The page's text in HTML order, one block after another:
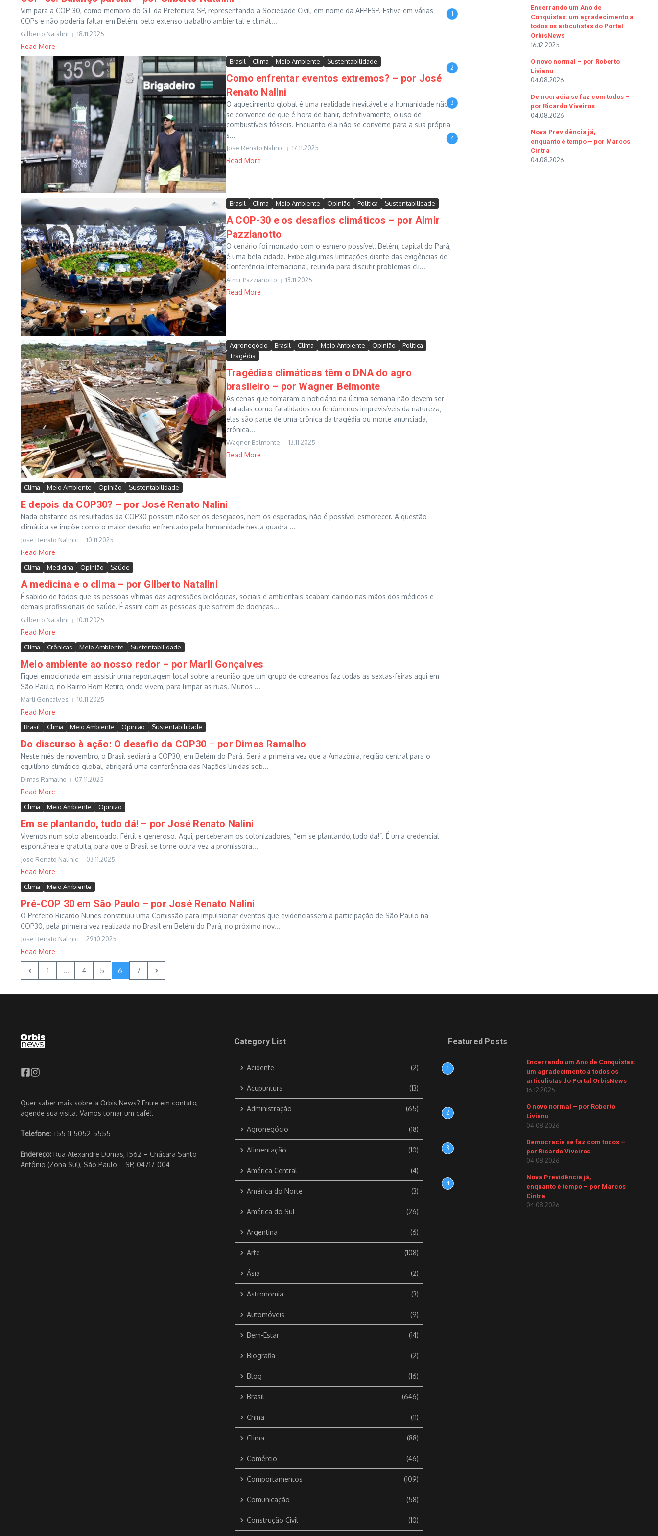
Vim para a COP-30, como membro do GT da Prefeitura SP, representando a Sociedade Civil, em nome da AFPESP. Estive em várias
COPs e não poderia faltar em Belém, pelo extenso trabalho ambiental e climát...
Gilberto Natalini 18.11.2025
Read More
Brasil Clima Meio Ambiente Sustentabilidade
Como enfrentar eventos extremos? – por José
Renato Nalini
O aquecimento global é uma realidade inevitável e a humanidade não
se convence de que é hora de banir, definitivamente, o uso de
combustíveis fósseis. Enquanto ela não se converte para a sua própria
s...
Jose Renato Nalinic 17.11.2025
Read More
Brasil Clima Meio Ambiente Opinião Política Sustentabilidade
A COP-30 e os desafios climáticos – por Almir
Pazzianotto
O cenário foi montado com o esmero possível. Belém, capital do Pará,
é uma bela cidade. Exibe algumas limitações diante das exigências de
Conferência Internacional, reunida para discutir problemas cli...
Almir Pazzianotto 13.11.2025
Read More
Agronegócio Brasil Clima Meio Ambiente Opinião
Política
Tragédia
Tragédias climáticas têm o DNA do agro
brasileiro – por Wagner Belmonte
As cenas que tomaram o noticiário na última semana não devem ser
tratadas como fatalidades ou fenômenos imprevisíveis da natureza;
elas são parte de uma crônica da tragédia ou morte anunciada,
crônica...
Wagner Belmonte 13.11.2025
Read More
Clima Meio Ambiente Opinião Sustentabilidade
E depois da COP30? – por José Renato Nalini
Nada obstante os resultados da COP30 possam não ser os desejados, nem os esperados, não é possível esmorecer. A questão
climática se impõe como o maior desafio enfrentado pela humanidade nesta quadra ...
Jose Renato Nalinic 10.11.2025
Read More
Clima Medicina Opinião Saúde
A medicina e o clima – por Gilberto Natalini
É sabido de todos que as pessoas vítimas das agressões biológicas, sociais e ambientais acabam caindo nas mãos dos médicos e
demais profissionais de saúde. É assim com as pessoas que sofrem de doenças...
Gilberto Natalini 10.11.2025
Read More
Clima Crônicas Meio Ambiente Sustentabilidade
Meio ambiente ao nosso redor – por Marli Gonçalves
Fiquei emocionada em assistir uma reportagem local sobre a reunião que um grupo de coreanos faz todas as sextas-feiras aqui em
São Paulo, no Bairro Bom Retiro, onde vivem, para limpar as ruas. Muitos ...
Marli Goncalves 10.11.2025
Read More
Brasil Clima Meio Ambiente Opinião Sustentabilidade
Do discurso à ação: O desafio da COP30 – por Dimas Ramalho
Neste mês de novembro, o Brasil sediará a COP30, em Belém do Pará. Será a primeira vez que a Amazônia, região central para o
equilíbrio climático global, abrigará uma conferência das Nações Unidas sob...
Dimas Ramalho 07.11.2025
Read More
Clima Meio Ambiente Opinião
Em se plantando, tudo dá! – por José Renato Nalini
Vivemos num solo abençoado. Fértil e generoso. Aqui, perceberam os colonizadores, “em se plantando, tudo dá!”. É uma credencial
espontânea e gratuita, para que o Brasil se torne outra vez a promissora...
Jose Renato Nalinic 03.11.2025
Read More
Clima Meio Ambiente
Pré-COP 30 em São Paulo – por José Renato Nalini
O Prefeito Ricardo Nunes constituiu uma Comissão para impulsionar eventos que evidenciassem a participação de São Paulo na
COP30, pela primeira vez realizada no Brasil em Belém do Pará, no próximo nov...
Jose Renato Nalinic 29.10.2025
Read More
1 ... 4 5 6 7
1
Encerrando um Ano de
Conquistas: um agradecimento a
todos os articulistas do Portal
OrbisNews
16.12.2025
2
O novo normal – por Roberto
Livianu
04.08.2026
3
Democracia se faz com todos –
por Ricardo Viveiros
04.08.2026
4
Nova Previdência já,
enquanto é tempo – por Marcos
Cintra
04.08.2026
Quer saber mais sobre a Orbis News? Entre em contato,
agende sua visita. Vamos tomar um café!.
Telefone: +55 11 5052-5555
Endereço: Rua Alexandre Dumas, 1562 – Chácara Santo
Antônio (Zona Sul), São Paulo – SP, 04717-004
Category List
Acidente (2)
Acupuntura (13)
Administração (65)
Agronegócio (18)
Alimentação (10)
América Central (4)
América do Norte (3)
América do Sul (26)
Argentina (6)
Arte (108)
Ásia (2)
Astronomia (3)
Automóveis (9)
Bem-Estar (14)
Biografia (2)
Blog (16)
Brasil (646)
China (11)
Clima (88)
Comércio (46)
Comportamentos (109)
Comunicação (58)
Construção Civil (10)
Featured Posts
1
Encerrando um Ano de Conquistas:
um agradecimento a todos os
articulistas do Portal OrbisNews
16.12.2025
2
O novo normal – por Roberto
Livianu
04.08.2026
3
Democracia se faz com todos –
por Ricardo Viveiros
04.08.2026
4
Nova Previdência já,
enquanto é tempo – por Marcos
Cintra
04.08.2026